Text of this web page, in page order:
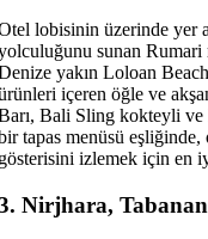
lobisinin üzerinde yer
sunan Rumari
yakın Loloan
içeren öğle ve
Bali Sling kokteyli ve
tapas menüsü eşliğinde,
izlemek için en
Nirjhara, Tabanan